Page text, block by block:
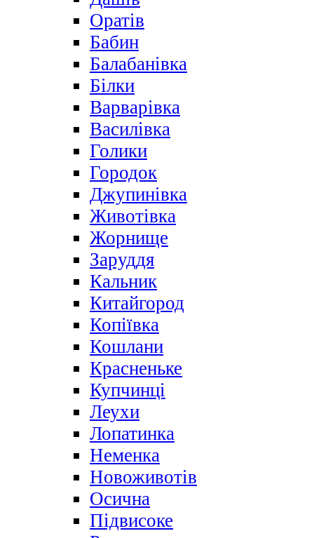
Оратів
Бабин
Балабанівка
Білки
Варварівка
Василівка
Голики
Городок
Джупинівка
Животівка
Жорнище
Заруддя
Кальник
Китайгород
Копіївка
Кошлани
Красненьке
Купчинці
Леухи
Лопатинка
Неменка
Новоживотів
Осична
Підвисоке